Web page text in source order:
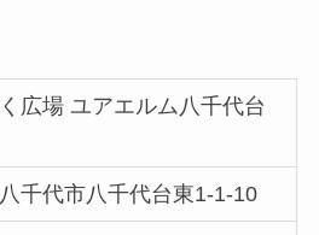
広場 ユアエルム八千代台
千代市八千代台東1-1-10